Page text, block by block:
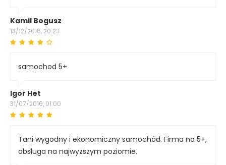
Kamil Bogusz
13/12/2016, 20:23
samochod 5+
Igor Het
31/07/2016, 01:00
Tani wygodny i ekonomiczny samochód. Firma na 5+,
obsługa na najwyższym poziomie.